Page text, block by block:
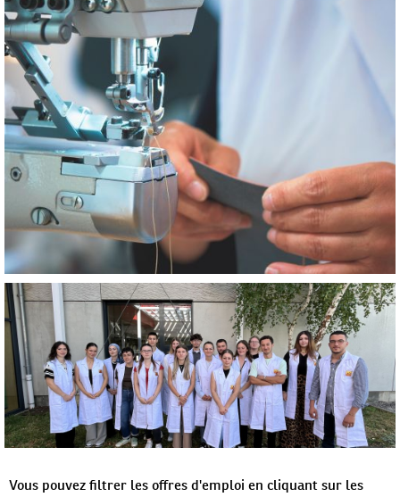
Vous pouvez filtrer les offres d'emploi en cliquant sur les